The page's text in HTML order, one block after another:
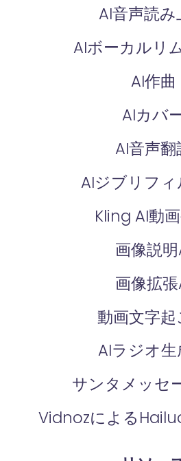
AI音声読
AIボーカルリ
AI作曲
AIカバ
AI音声翻
AIジブリフ
Kling AI動
画像説明
画像拡張
動画文字起
AIラジオ生
サンタメッセ
Vidnozによる